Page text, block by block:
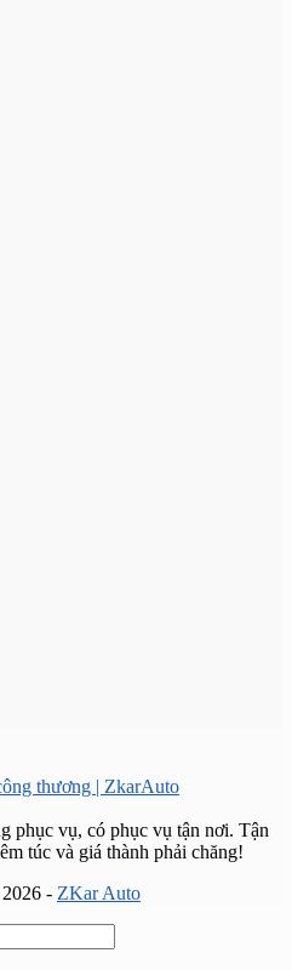
phục vụ, có phục vụ tận nơi. Tận
túc và giá thành phải chăng!
- ZKar Auto